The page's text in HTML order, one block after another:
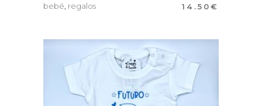
14.50€
bebé, regalos